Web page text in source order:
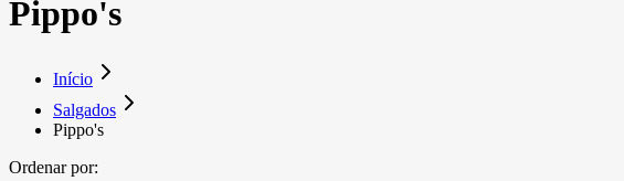
Pippo's
Início
Salgados
Pippo's
Ordenar por: